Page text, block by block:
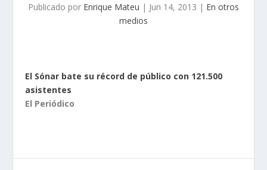
Publicado por Enrique Mateu | Jun 14, 2013 | En otros
medios
El Sónar bate su récord de público con 121.500
asistentes
El Periódico